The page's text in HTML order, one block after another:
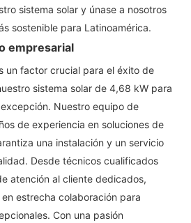
sistema solar y únase a nosotros
sostenible para Latinoamérica.
empresarial
un factor crucial para el éxito de
sistema solar de 4,68 kW para
Nuestro equipo de
de experiencia en soluciones de
una instalación y un servicio
Desde técnicos cualificados
atención al cliente dedicados,
estrecha colaboración para
Con una pasión